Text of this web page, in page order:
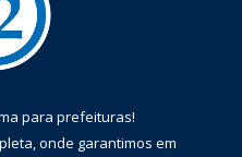
para prefeituras!
onde garantimos em